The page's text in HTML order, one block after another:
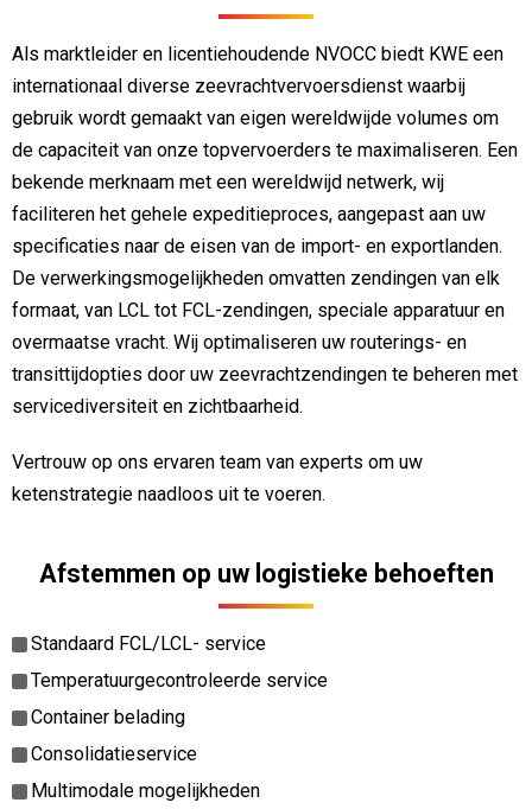
Als marktleider en licentiehoudende NVOCC biedt KWE een
internationaal diverse zeevrachtvervoersdienst waarbij
gebruik wordt gemaakt van eigen wereldwijde volumes om
de capaciteit van onze topvervoerders te maximaliseren. Een
bekende merknaam met een wereldwijd netwerk, wij
faciliteren het gehele expeditieproces, aangepast aan uw
specificaties naar de eisen van de import- en exportlanden.
De verwerkingsmogelijkheden omvatten zendingen van elk
formaat, van LCL tot FCL-zendingen, speciale apparatuur en
overmaatse vracht. Wij optimaliseren uw routerings- en
transittijdopties door uw zeevrachtzendingen te beheren met
servicediversiteit en zichtbaarheid.
Vertrouw op ons ervaren team van experts om uw
ketenstrategie naadloos uit te voeren.
Afstemmen op uw logistieke behoeften
Standaard FCL/LCL- service
Temperatuurgecontroleerde service
Container belading
Consolidatieservice
Multimodale mogelijkheden